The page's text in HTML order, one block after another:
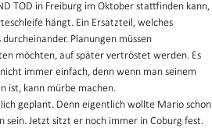
TOD in Freiburg im Oktober stattfinden kann,
hängt. Ein Ersatzteil, welches
Planungen müssen
möchten, auf später vertröstet werden. Es
immer einfach, denn wenn man seinem
ist, kann mürbe machen.
geplant. Denn eigentlich wollte Mario schon
sein. Jetzt sitzt er noch immer in Coburg fest.